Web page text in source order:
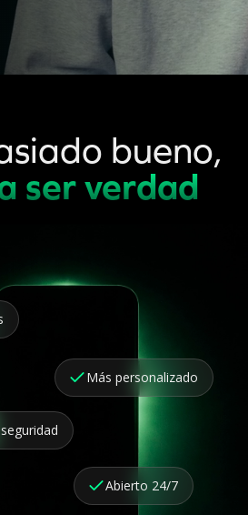
bueno,
ser verdad
Más personalizado
Abierto 24/7